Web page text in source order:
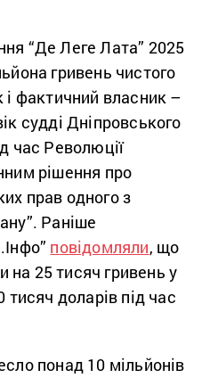
“Де Леге Лата” 2025
гривень чистого
і фактичний власник –
судді Дніпровського
час Революції
рішення про
прав одного з
Раніше
повідомляли, що
25 тисяч гривень у
тисяч доларів під час
понад 10 мільйонів